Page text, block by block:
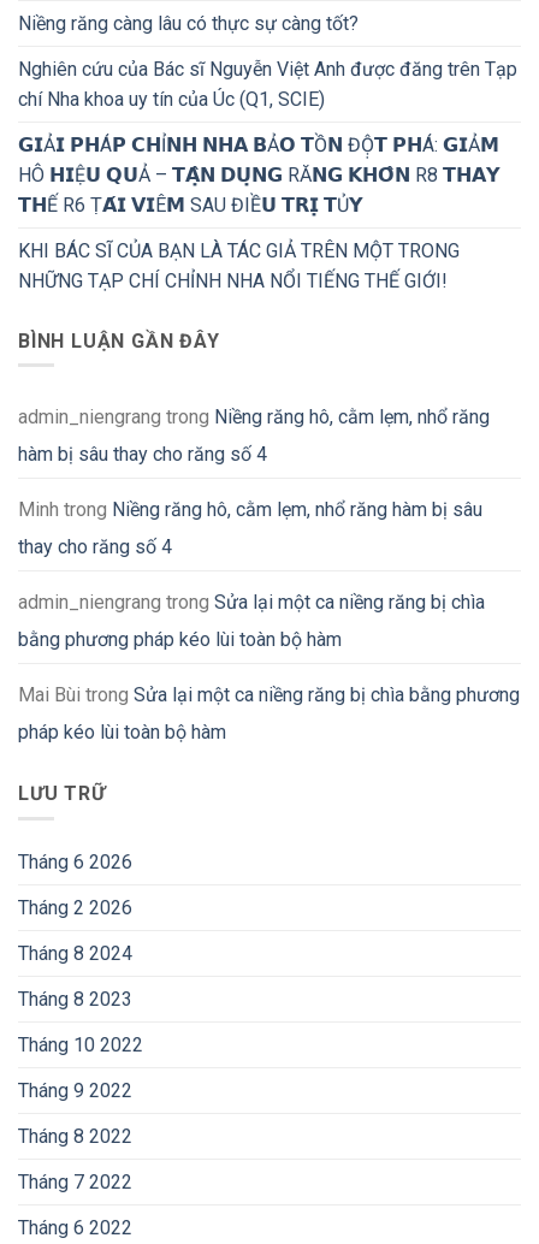
Niềng răng càng lâu có thực sự càng tốt?
Nghiên cứu của Bác sĩ Nguyễn Việt Anh được đăng trên Tạp
chí Nha khoa uy tín của Úc (Q1, SCIE)
𝗚𝗜Ả𝗜 𝗣𝗛Á𝗣 𝗖𝗛Ỉ𝗡𝗛 𝗡𝗛𝗔 𝗕Ả𝗢 𝗧Ồ𝗡 ĐỘ̣𝗧 𝗣𝗛Á: 𝗚𝗜Ả𝗠
HÔ 𝗛𝗜Ệ𝗨 𝗤𝗨Ả – 𝗧𝗔̣̂𝗡 𝗗𝗨̣𝗡𝗚 RĂ𝗡𝗚 𝗞𝗛𝗢̂𝗡 R8 𝗧𝗛𝗔𝗬
𝗧𝗛Ế R6 Ṭ𝗔́𝗜 𝗩𝗜Ê𝗠 SAU ĐIỀ𝗨 𝗧𝗥𝗜̣ 𝗧Ủ𝗬
KHI BÁC SĨ CỦA BẠN LÀ TÁC GIẢ TRÊN MỘT TRONG
NHỮNG TẠP CHÍ CHỈNH NHA NỔI TIẾNG THẾ GIỚI!
BÌNH LUẬN GẦN ĐÂY
admin_niengrang trong Niềng răng hô, cằm lẹm, nhổ răng
hàm bị sâu thay cho răng số 4
Minh trong Niềng răng hô, cằm lẹm, nhổ răng hàm bị sâu
thay cho răng số 4
admin_niengrang trong Sửa lại một ca niềng răng bị chìa
bằng phương pháp kéo lùi toàn bộ hàm
Mai Bùi trong Sửa lại một ca niềng răng bị chìa bằng phương
pháp kéo lùi toàn bộ hàm
LƯU TRỮ
Tháng 6 2026
Tháng 2 2026
Tháng 8 2024
Tháng 8 2023
Tháng 10 2022
Tháng 9 2022
Tháng 8 2022
Tháng 7 2022
Tháng 6 2022